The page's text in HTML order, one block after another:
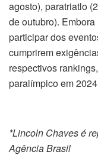
agosto), paratriatlo
de outubro).
participar dos
cumprirem
respectivos
paralímpico em
*Lincoln Chaves é
Agência Brasil